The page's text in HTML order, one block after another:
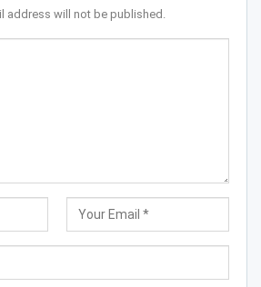
address will not be published.